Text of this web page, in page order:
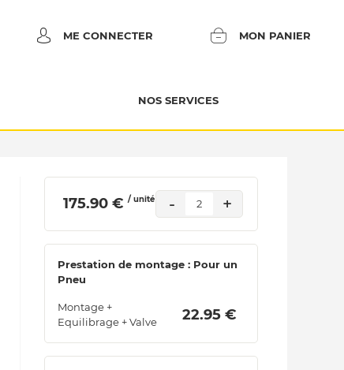
ME CONNECTER MON PANIER
NOS SERVICES
175.90 € / unité - 2 +
Prestation de montage : Pour un
Pneu
Montage +
Equilibrage + Valve
22.95 €